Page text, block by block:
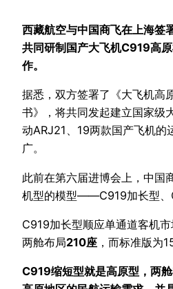
西藏航空与中国商飞在上海签
共同研制国产大飞机C919高
作。
据悉，双方签署了《大飞机高
书》，将共同发起建立国家级
动ARJ21、19两款国产飞机的
广。
此前在第六届进博会上，中国
机型的模型——C919加长型、
C919加长型顺应单通道客机市
两舱布局210座 ，而标准版为
C919缩短型就是高原型，两